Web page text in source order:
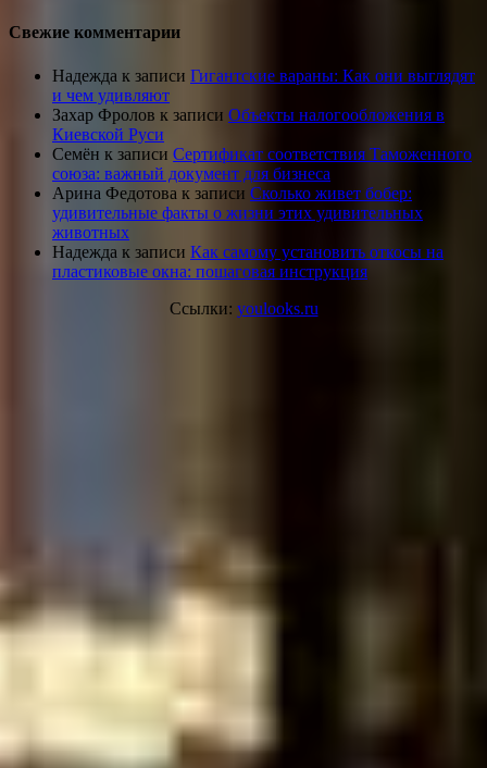
Свежие комментарии
Надежда к записи Гигантские вараны: Как они выглядят
и чем удивляют
Захар Фролов к записи Объекты налогообложения в
Киевской Руси
Семён к записи Сертификат соответствия Таможенного
союза: важный документ для бизнеса
Арина Федотова к записи Сколько живет бобер:
удивительные факты о жизни этих удивительных
животных
Надежда к записи Как самому установить откосы на
пластиковые окна: пошаговая инструкция
Ссылки: youlooks.ru